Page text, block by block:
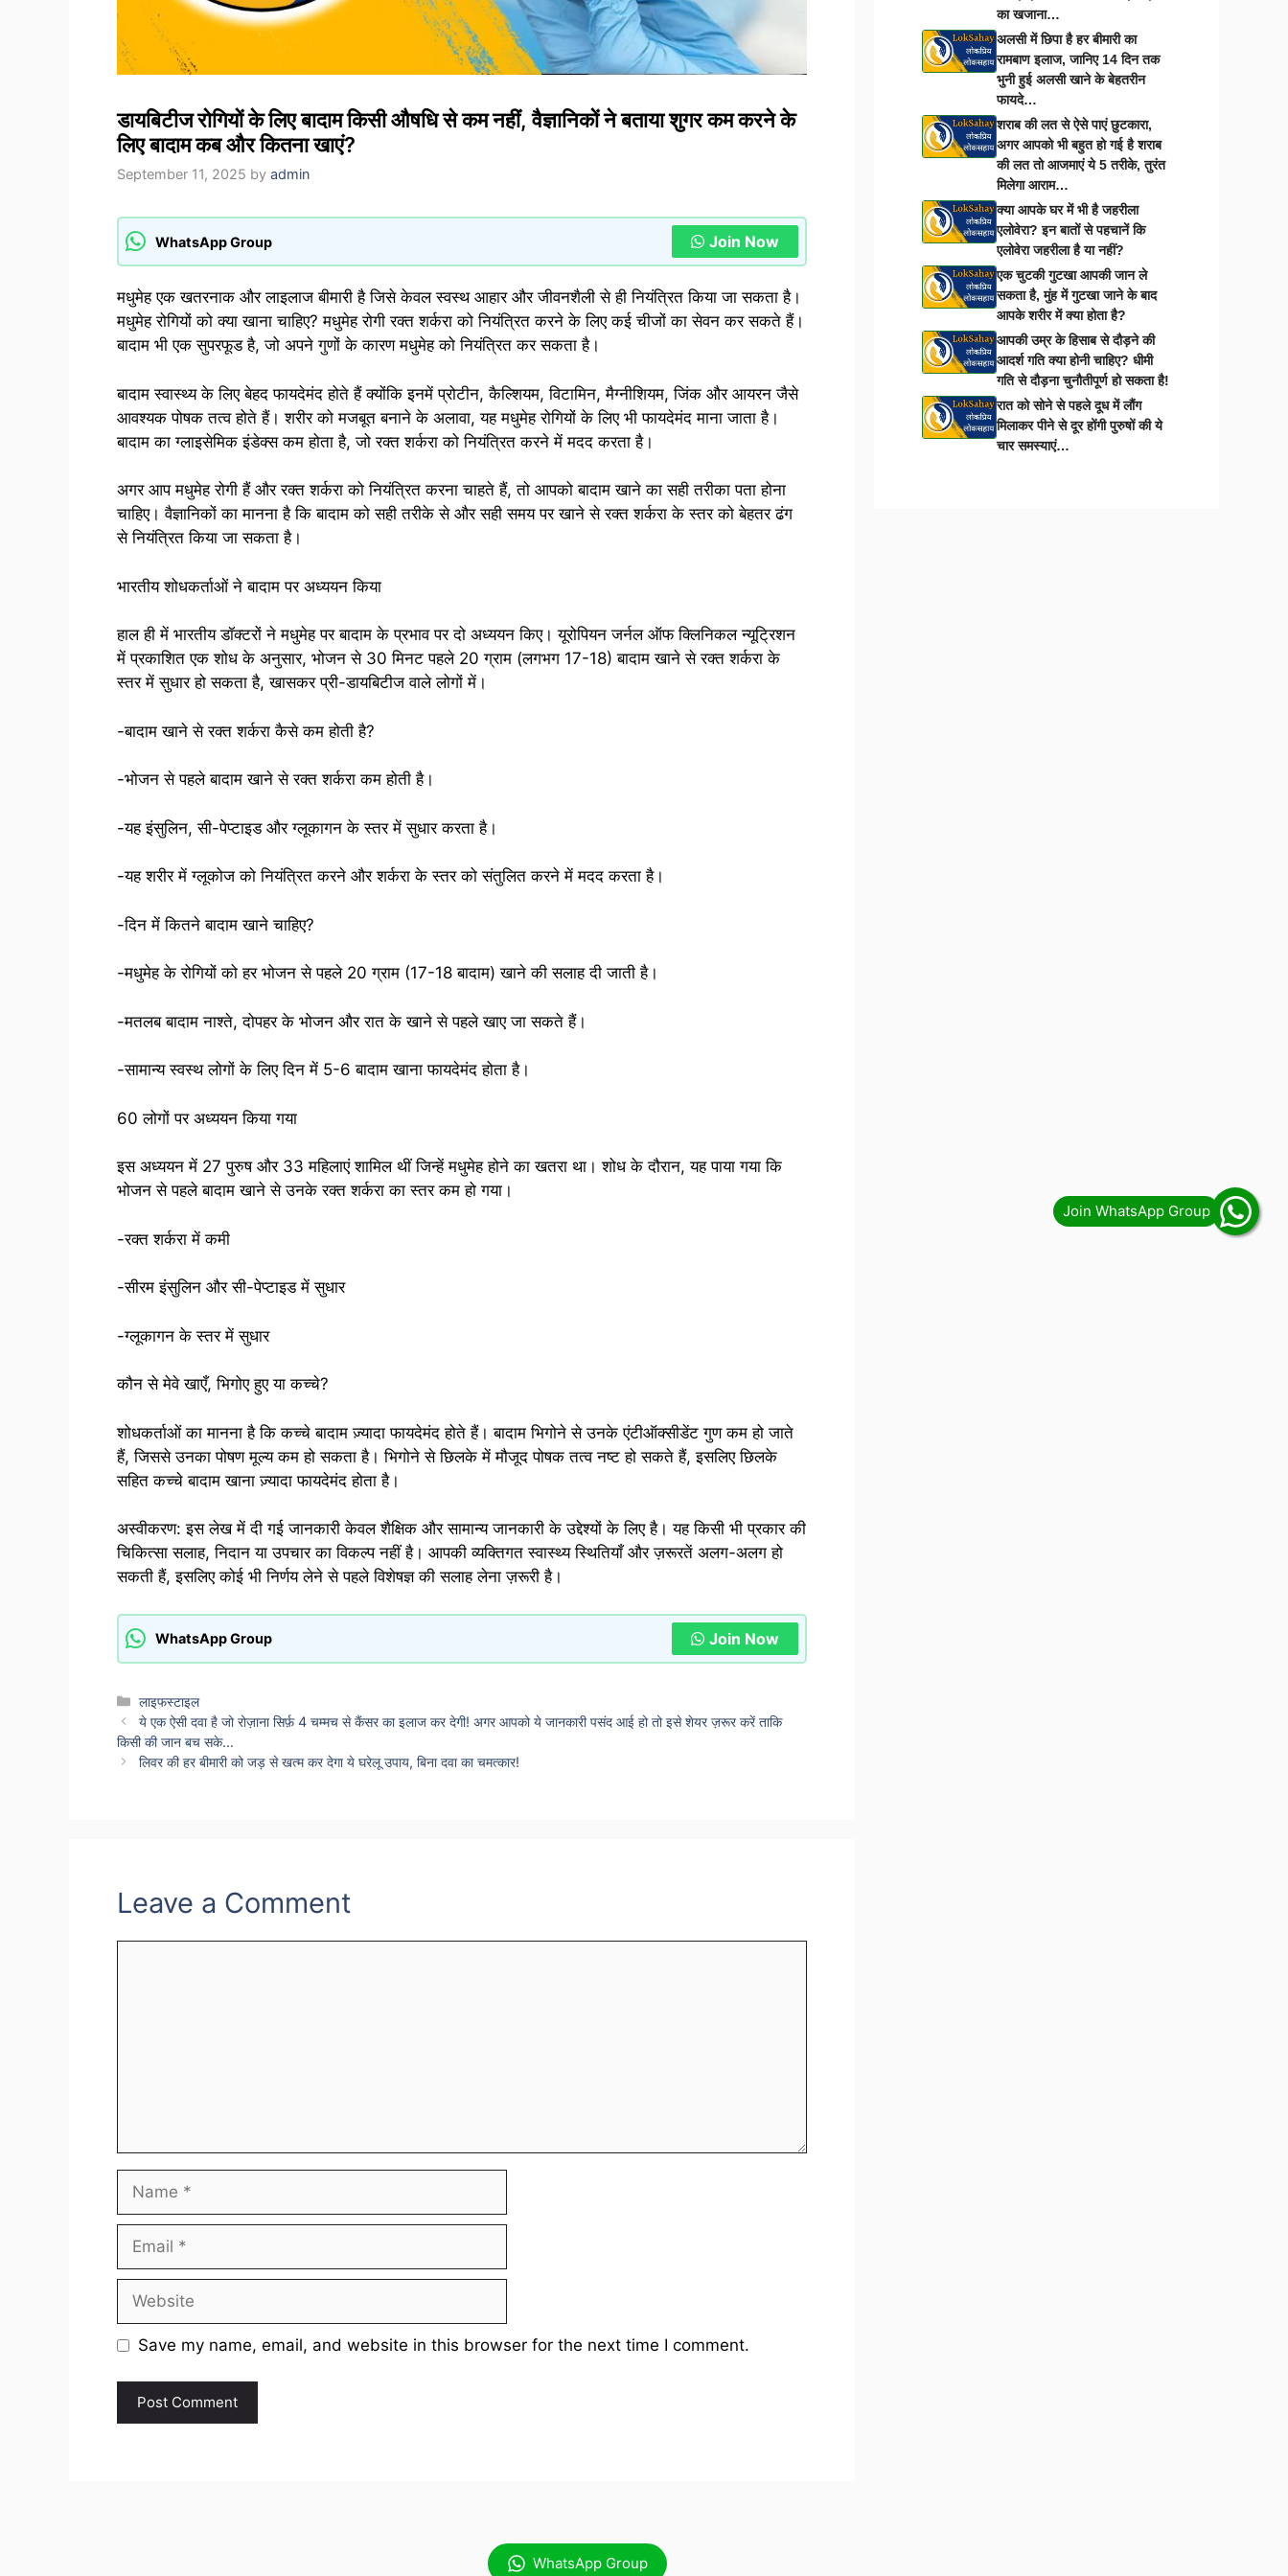
डायबिटीज रोगियों के लिए बादाम किसी औषधि से कम नहीं, वैज्ञानिकों ने बताया शुगर कम करने के
लिए बादाम कब और कितना खाएं?
September 11, 2025 by admin
WhatsApp Group Join Now
मधुमेह एक खतरनाक और लाइलाज बीमारी है जिसे केवल स्वस्थ आहार और जीवनशैली से ही नियंत्रित किया जा सकता है।
मधुमेह रोगियों को क्या खाना चाहिए? मधुमेह रोगी रक्त शर्करा को नियंत्रित करने के लिए कई चीजों का सेवन कर सकते हैं।
बादाम भी एक सुपरफूड है, जो अपने गुणों के कारण मधुमेह को नियंत्रित कर सकता है।
बादाम स्वास्थ्य के लिए बेहद फायदेमंद होते हैं क्योंकि इनमें प्रोटीन, कैल्शियम, विटामिन, मैग्नीशियम, जिंक और आयरन जैसे
आवश्यक पोषक तत्व होते हैं। शरीर को मजबूत बनाने के अलावा, यह मधुमेह रोगियों के लिए भी फायदेमंद माना जाता है।
बादाम का ग्लाइसेमिक इंडेक्स कम होता है, जो रक्त शर्करा को नियंत्रित करने में मदद करता है।
अगर आप मधुमेह रोगी हैं और रक्त शर्करा को नियंत्रित करना चाहते हैं, तो आपको बादाम खाने का सही तरीका पता होना
चाहिए। वैज्ञानिकों का मानना ​​है कि बादाम को सही तरीके से और सही समय पर खाने से रक्त शर्करा के स्तर को बेहतर ढंग
से नियंत्रित किया जा सकता है।
भारतीय शोधकर्ताओं ने बादाम पर अध्ययन किया
हाल ही में भारतीय डॉक्टरों ने मधुमेह पर बादाम के प्रभाव पर दो अध्ययन किए। यूरोपियन जर्नल ऑफ क्लिनिकल न्यूट्रिशन
में प्रकाशित एक शोध के अनुसार, भोजन से 30 मिनट पहले 20 ग्राम (लगभग 17-18) बादाम खाने से रक्त शर्करा के
स्तर में सुधार हो सकता है, खासकर प्री-डायबिटीज वाले लोगों में।
-बादाम खाने से रक्त शर्करा कैसे कम होती है?
-भोजन से पहले बादाम खाने से रक्त शर्करा कम होती है।
-यह इंसुलिन, सी-पेप्टाइड और ग्लूकागन के स्तर में सुधार करता है।
-यह शरीर में ग्लूकोज को नियंत्रित करने और शर्करा के स्तर को संतुलित करने में मदद करता है।
-दिन में कितने बादाम खाने चाहिए?
-मधुमेह के रोगियों को हर भोजन से पहले 20 ग्राम (17-18 बादाम) खाने की सलाह दी जाती है।
-मतलब बादाम नाश्ते, दोपहर के भोजन और रात के खाने से पहले खाए जा सकते हैं।
-सामान्य स्वस्थ लोगों के लिए दिन में 5-6 बादाम खाना फायदेमंद होता है।
60 लोगों पर अध्ययन किया गया
इस अध्ययन में 27 पुरुष और 33 महिलाएं शामिल थीं जिन्हें मधुमेह होने का खतरा था। शोध के दौरान, यह पाया गया कि
भोजन से पहले बादाम खाने से उनके रक्त शर्करा का स्तर कम हो गया।
-रक्त शर्करा में कमी
-सीरम इंसुलिन और सी-पेप्टाइड में सुधार
-ग्लूकागन के स्तर में सुधार
कौन से मेवे खाएँ, भिगोए हुए या कच्चे?
शोधकर्ताओं का मानना ​​है कि कच्चे बादाम ज़्यादा फायदेमंद होते हैं। बादाम भिगोने से उनके एंटीऑक्सीडेंट गुण कम हो जाते
हैं, जिससे उनका पोषण मूल्य कम हो सकता है। भिगोने से छिलके में मौजूद पोषक तत्व नष्ट हो सकते हैं, इसलिए छिलके
सहित कच्चे बादाम खाना ज़्यादा फायदेमंद होता है।
अस्वीकरण: इस लेख में दी गई जानकारी केवल शैक्षिक और सामान्य जानकारी के उद्देश्यों के लिए है। यह किसी भी प्रकार की
चिकित्सा सलाह, निदान या उपचार का विकल्प नहीं है। आपकी व्यक्तिगत स्वास्थ्य स्थितियाँ और ज़रूरतें अलग-अलग हो
सकती हैं, इसलिए कोई भी निर्णय लेने से पहले विशेषज्ञ की सलाह लेना ज़रूरी है।
WhatsApp Group Join Now
Categories
लाइफस्टाइल
ये एक ऐसी दवा है जो रोज़ाना सिर्फ़ 4 चम्मच से कैंसर का इलाज कर देगी! अगर आपको ये जानकारी पसंद आई हो तो इसे शेयर ज़रूर करें ताकि
किसी की जान बच सके…
लिवर की हर बीमारी को जड़ से खत्म कर देगा ये घरेलू उपाय, बिना दवा का चमत्कार!
Leave a Comment
Save my name, email, and website in this browser for the next time I comment.
का खजाना…
अलसी में छिपा है हर बीमारी का
रामबाण इलाज, जानिए 14 दिन तक
भुनी हुई अलसी खाने के बेहतरीन
फायदे…
शराब की लत से ऐसे पाएं छुटकारा,
अगर आपको भी बहुत हो गई है शराब
की लत तो आजमाएं ये 5 तरीके, तुरंत
मिलेगा आराम…
क्या आपके घर में भी है जहरीला
एलोवेरा? इन बातों से पहचानें कि
एलोवेरा जहरीला है या नहीं?
एक चुटकी गुटखा आपकी जान ले
सकता है, मुंह में गुटखा जाने के बाद
आपके शरीर में क्या होता है?
आपकी उम्र के हिसाब से दौड़ने की
आदर्श गति क्या होनी चाहिए? धीमी
गति से दौड़ना चुनौतीपूर्ण हो सकता है!
रात को सोने से पहले दूध में लौंग
मिलाकर पीने से दूर होंगी पुरुषों की ये
चार समस्याएं…
WhatsApp Group